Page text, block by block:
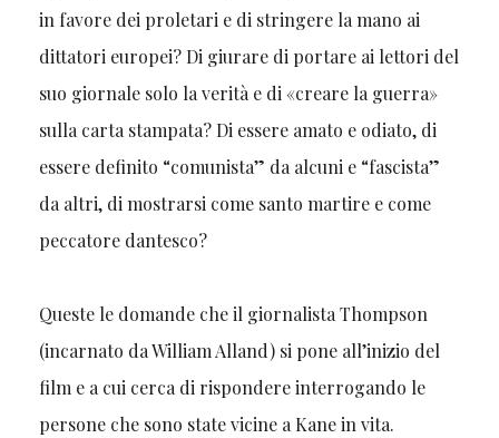
in favore dei proletari e di stringere la mano ai
dittatori europei? Di giurare di portare ai lettori del
suo giornale solo la verità e di «creare la guerra»
sulla carta stampata? Di essere amato e odiato, di
essere definito “comunista” da alcuni e “fascista”
da altri, di mostrarsi come santo martire e come
peccatore dantesco?
Queste le domande che il giornalista Thompson
(incarnato da William Alland) si pone all’inizio del
film e a cui cerca di rispondere interrogando le
persone che sono state vicine a Kane in vita.